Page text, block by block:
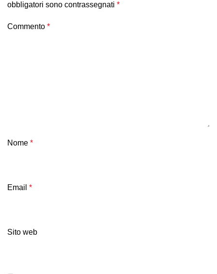
obbligatori sono contrassegnati *
Commento *
Nome *
Email *
Sito web